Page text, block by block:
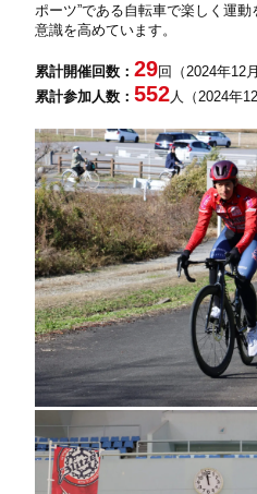
ポーツ”である自転車で楽しく運
意識を高めています。
累計開催回数：29回（2024年12
累計参加人数：552人（2024年